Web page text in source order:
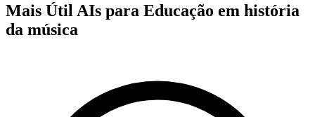
Mais Útil AIs para Educação em história
da música